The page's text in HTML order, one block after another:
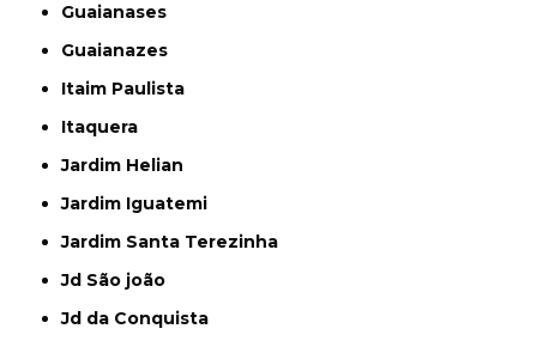
Guaianases
Guaianazes
Itaim Paulista
Itaquera
Jardim Helian
Jardim Iguatemi
Jardim Santa Terezinha
Jd São joão
Jd da Conquista